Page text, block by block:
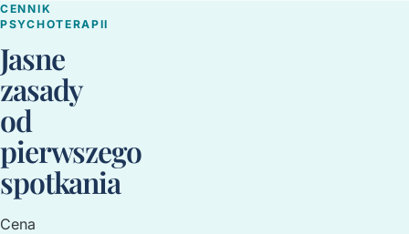
CENNIK
PSYCHOTERAPII
Jasne
zasady
od
pierwszego
spotkania
Cena